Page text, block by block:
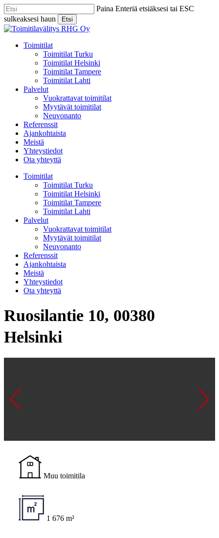
Skip
to
main
content
Paina Enteriä etsiäksesi tai ESC
sulkeaksesi haun
Etsi
Close
Menu
Toimitilat
Toimitilat Turku
Toimitilat Helsinki
Toimitilat Tampere
Toimitilat Lahti
Palvelut
Vuokrattavat toimitilat
Myytävät toimitilat
Neuvonanto
Referenssit
Ajankohtaista
Meistä
Yhteystiedot
Ota yhteyttä
Toimitilat
Toimitilat Turku
Toimitilat Helsinki
Toimitilat Tampere
Toimitilat Lahti
Palvelut
Vuokrattavat toimitilat
Myytävät toimitilat
Neuvonanto
Referenssit
Ajankohtaista
Meistä
Yhteystiedot
Ota yhteyttä
Ruosilantie 10, 00380
Helsinki
Muu toimitila
1 676 m²